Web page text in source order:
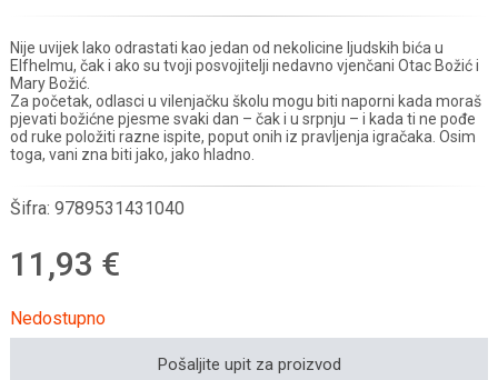
Nije uvijek lako odrastati kao jedan od nekolicine ljudskih bića u
Elfhelmu, čak i ako su tvoji posvojitelji nedavno vjenčani Otac Božić i
Mary Božić.
Za početak, odlasci u vilenjačku školu mogu biti naporni kada moraš
pjevati božićne pjesme svaki dan – čak i u srpnju – i kada ti ne pođe
od ruke položiti razne ispite, poput onih iz pravljenja igračaka. Osim
toga, vani zna biti jako, jako hladno.
Šifra: 9789531431040
11,93 €
Nedostupno
Pošaljite upit za proizvod